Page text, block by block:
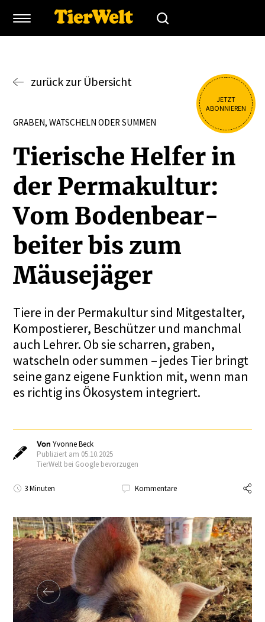
JETZT
ABONNIEREN
zurück zur Übersicht
GRABEN, WATSCHELN ODER SUMMEN
Tierische Helfer in
der Perma­kultur:
Vom Boden­be­ar­
beiter bis zum
Mäuse­jäger
Tiere in der Permakultur sind Mitgestalter,
Kompostierer, Beschützer und manchmal
auch Lehrer. Ob sie scharren, graben,
watscheln oder summen – jedes Tier bringt
seine ganz eigene Funktion mit, wenn man
es richtig ins Ökosystem integriert.
VonYvonne Beck
Publiziert am 05.10.2025
TierWelt bei Google bevorzugen
3 Minuten Kommentare